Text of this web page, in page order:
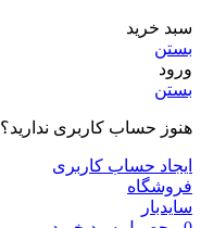
سبد خرید
بستن
ورود
بستن
هنوز حساب کاربری ندارید؟
ایجاد حساب کاربری
فروشگاه
سایدبار